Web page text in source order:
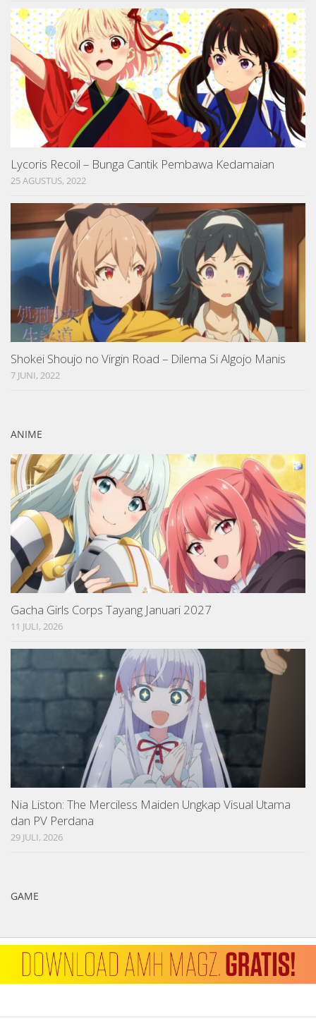
Lycoris Recoil – Bunga Cantik Pembawa Kedamaian
25 AGUSTUS, 2022
Shokei Shoujo no Virgin Road – Dilema Si Algojo Manis
7 JUNI, 2022
ANIME
Gacha Girls Corps Tayang Januari 2027
11 JULI, 2026
Nia Liston: The Merciless Maiden Ungkap Visual Utama
dan PV Perdana
29 JULI, 2026
GAME